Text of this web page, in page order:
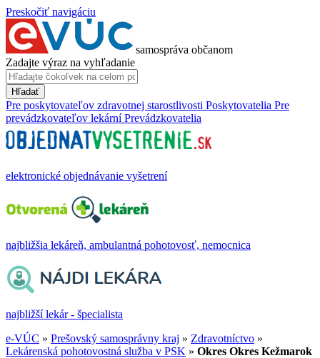
Preskočiť navigáciu
samospráva občanom
Zadajte výraz na vyhľadanie
Hľadať
Pre poskytovateľov zdravotnej starostlivosti Poskytovatelia Pre
prevádzkovateľov lekární Prevádzkovatelia
elektronické objednávanie vyšetrení
najbližšia lekáreň, ambulantná pohotovosť, nemocnica
najbližší lekár - špecialista
e-VÚC » Prešovský samosprávny kraj » Zdravotníctvo »
Lekárenská pohotovostná služba v PSK » Okres Okres Kežmarok